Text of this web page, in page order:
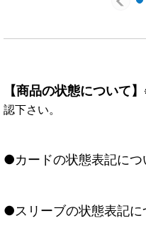
【商品の状態について】
認下さい。
●カードの状態表記につ
●スリーブの状態表記に